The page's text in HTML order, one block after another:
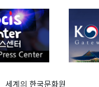
세계의 한국문화원